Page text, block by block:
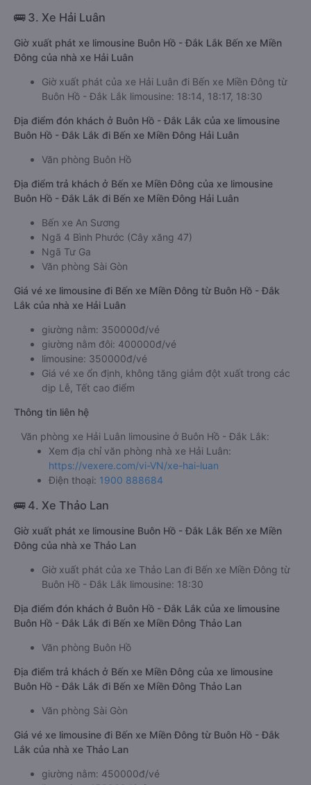
🚌 3. Xe Hải Luân
Giờ xuất phát xe limousine Buôn Hồ - Đắk Lắk Bến xe Miền
Đông của nhà xe Hải Luân
Giờ xuất phát của xe Hải Luân đi Bến xe Miền Đông từ
Buôn Hồ - Đắk Lắk limousine: 18:14, 18:17, 18:30
Địa điểm đón khách ở Buôn Hồ - Đắk Lắk của xe limousine
Buôn Hồ - Đắk Lắk đi Bến xe Miền Đông Hải Luân
Văn phòng Buôn Hồ
Địa điểm trả khách ở Bến xe Miền Đông của xe limousine
Buôn Hồ - Đắk Lắk đi Bến xe Miền Đông Hải Luân
Bến xe An Sương
Ngã 4 Bình Phước (Cây xăng 47)
Ngã Tư Ga
Văn phòng Sài Gòn
Giá vé xe limousine đi Bến xe Miền Đông từ Buôn Hồ - Đắk
Lắk của nhà xe Hải Luân
giường nằm: 350000đ/vé
giường nằm đôi: 400000đ/vé
limousine: 350000đ/vé
Giá vé xe ổn định, không tăng giảm đột xuất trong các
dịp Lễ, Tết cao điểm
Thông tin liên hệ
Văn phòng xe Hải Luân limousine ở Buôn Hồ - Đắk Lắk:
Xem địa chỉ văn phòng nhà xe Hải Luân:
https://vexere.com/vi-VN/xe-hai-luan
Điện thoại: 1900 888684
🚌 4. Xe Thảo Lan
Giờ xuất phát xe limousine Buôn Hồ - Đắk Lắk Bến xe Miền
Đông của nhà xe Thảo Lan
Giờ xuất phát của xe Thảo Lan đi Bến xe Miền Đông từ
Buôn Hồ - Đắk Lắk limousine: 18:30
Địa điểm đón khách ở Buôn Hồ - Đắk Lắk của xe limousine
Buôn Hồ - Đắk Lắk đi Bến xe Miền Đông Thảo Lan
Văn phòng Buôn Hồ
Địa điểm trả khách ở Bến xe Miền Đông của xe limousine
Buôn Hồ - Đắk Lắk đi Bến xe Miền Đông Thảo Lan
Văn phòng Sài Gòn
Giá vé xe limousine đi Bến xe Miền Đông từ Buôn Hồ - Đắk
Lắk của nhà xe Thảo Lan
giường nằm: 450000đ/vé